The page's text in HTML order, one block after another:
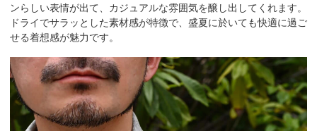
ンらしい表情が出て、カジュアルな雰囲気を醸し出してくれます。
ドライでサラッとした素材感が特徴で、盛夏に於いても快適に過ご
せる着想感が魅力です。